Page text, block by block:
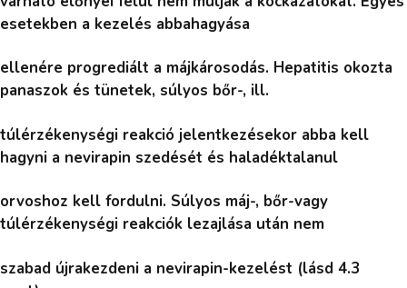
esetekben a kezelés abbahagyása
ellenére progrediált a májkárosodás. Hepatitis okozta
panaszok és tünetek, súlyos bőr-, ill.
túlérzékenységi reakció jelentkezésekor abba kell
hagyni a nevirapin szedését és haladéktalanul
orvoshoz kell fordulni. Súlyos máj-, bőr-vagy
túlérzékenységi reakciók lezajlása után nem
szabad újrakezdeni a nevirapin-kezelést (lásd 4.3